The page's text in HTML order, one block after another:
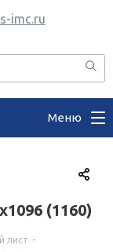
imc.ru
Меню
(1160)
лист -